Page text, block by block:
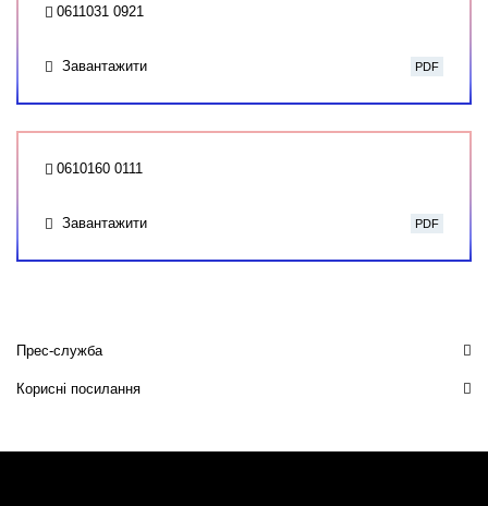
0611031 0921
Завантажити PDF
0610160 0111
Завантажити PDF
Прес-служба
Корисні посилання